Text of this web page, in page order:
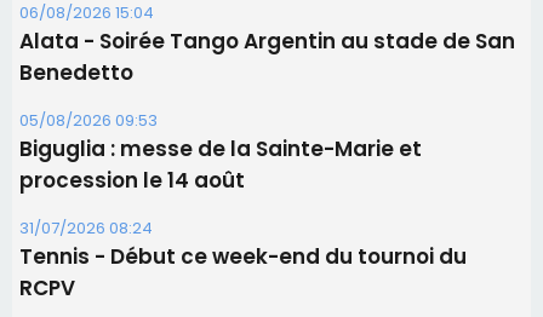
06/08/2026 15:04
Alata - Soirée Tango Argentin au stade de San
Benedetto
05/08/2026 09:53
Biguglia : messe de la Sainte-Marie et
procession le 14 août
31/07/2026 08:24
Tennis - Début ce week-end du tournoi du
RCPV